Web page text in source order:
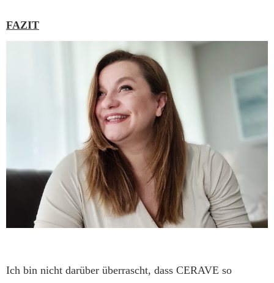
FAZIT
Ich bin nicht darüber überrascht, dass CERAVE so